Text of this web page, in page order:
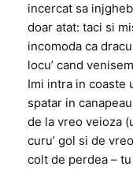
incercat sa
doar atat: taci si
incomoda ca
locu’ cand
Imi intra in coaste
spatar in
de la vreo veioza
curu’ gol si de
colt de perdea –